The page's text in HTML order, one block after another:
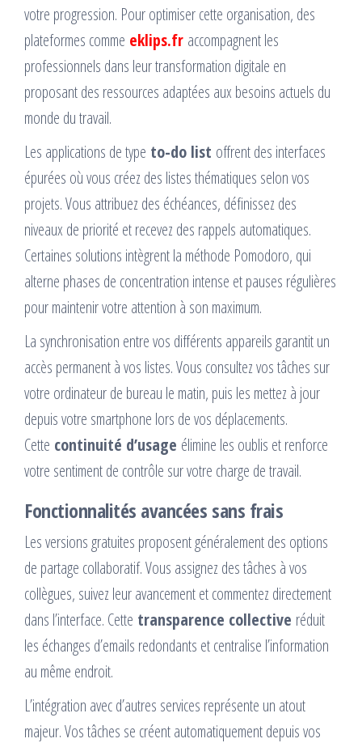
votre progression. Pour optimiser cette organisation, des
plateformes comme eklips.fr accompagnent les
professionnels dans leur transformation digitale en
proposant des ressources adaptées aux besoins actuels du
monde du travail.
Les applications de type to-do list offrent des interfaces
épurées où vous créez des listes thématiques selon vos
projets. Vous attribuez des échéances, définissez des
niveaux de priorité et recevez des rappels automatiques.
Certaines solutions intègrent la méthode Pomodoro, qui
alterne phases de concentration intense et pauses régulières
pour maintenir votre attention à son maximum.
La synchronisation entre vos différents appareils garantit un
accès permanent à vos listes. Vous consultez vos tâches sur
votre ordinateur de bureau le matin, puis les mettez à jour
depuis votre smartphone lors de vos déplacements.
Cette continuité d’usage élimine les oublis et renforce
votre sentiment de contrôle sur votre charge de travail.
Fonctionnalités avancées sans frais
Les versions gratuites proposent généralement des options
de partage collaboratif. Vous assignez des tâches à vos
collègues, suivez leur avancement et commentez directement
dans l’interface. Cette transparence collective réduit
les échanges d’emails redondants et centralise l’information
au même endroit.
L’intégration avec d’autres services représente un atout
majeur. Vos tâches se créent automatiquement depuis vos